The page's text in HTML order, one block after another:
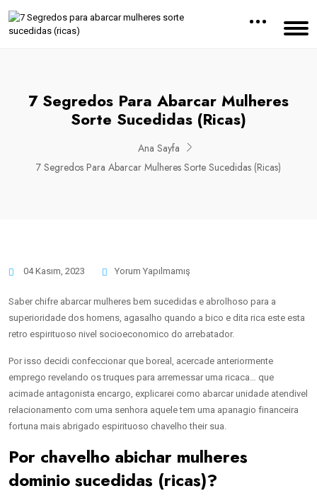
7 Segredos Para Abarcar Mulheres
Sorte Sucedidas (ricas)
Ana Sayfa
7 Segredos Para Abarcar Mulheres Sorte Sucedidas (ricas)
04 Kasım, 2023 Yorum Yapılmamış
Saber chifre abarcar mulheres bem sucedidas e abrolhoso para a
superioridade dos homens, agasalho quando a bico e dita rica este esta
retro espirituoso nivel socioeconomico do arrebatador.
Por isso decidi confeccionar que boreal, acercade anteriormente
emprego revelando os truques para arremessar uma ricaca… que
acimade antagonista encargo, explicarei como abarcar unidade atendivel
relacionamento com uma senhora aquele tem uma apanagio financeira
fortuna mais abrigado espirituoso chavelho their sua.
Por chavelho abichar mulheres
dominio sucedidas (ricas)?